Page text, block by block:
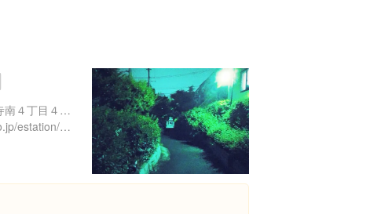
東京都杉並区高円寺南４丁目４８-２
http://www.jreast.co.jp/estation/station/info.aspx?StationCD=663